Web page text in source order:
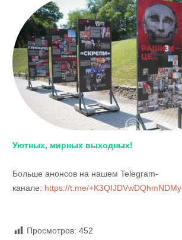
Уютных, мирных выходных!
Больше анонсов на нашем Telegram-
канале: https://t.me/+K3QIJDVwDQhmNDMy
Просмотров: 452